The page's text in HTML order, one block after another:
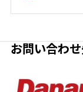
お問い合わ